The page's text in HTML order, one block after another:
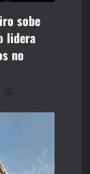
sobe
lidera
no